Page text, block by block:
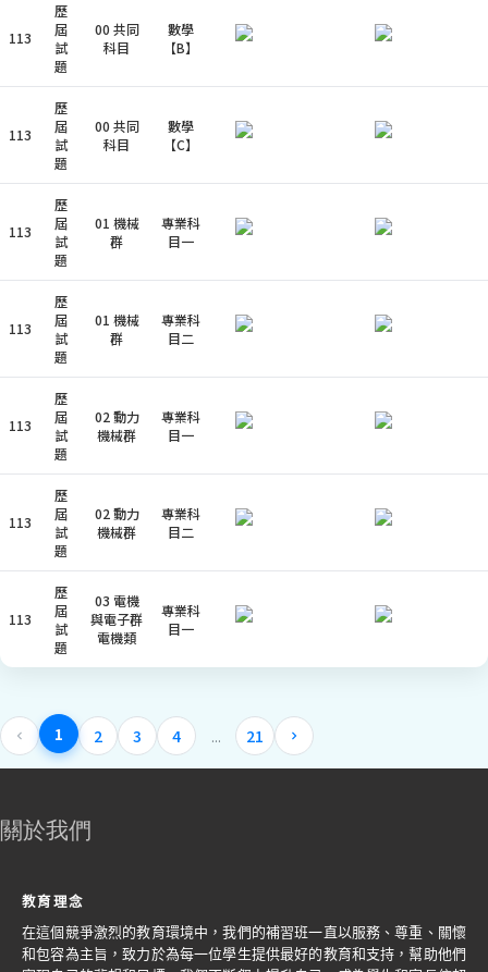
113
歷
屆
試
題
00 共同
科目
數學
【B】
113
歷
屆
試
題
00 共同
科目
數學
【C】
113
歷
屆
試
題
01 機械
群
專業科
目一
113
歷
屆
試
題
01 機械
群
專業科
目二
113
歷
屆
試
題
02 動力
機械群
專業科
目一
113
歷
屆
試
題
02 動力
機械群
專業科
目二
113
歷
屆
試
題
03 電機
與電子群
電機類
專業科
目一
1 2 3 4 ... 21
關於我們
教育理念
在這個競爭激烈的教育環境中，我們的補習班一直以服務、尊重、關懷
和包容為主旨，致力於為每一位學生提供最好的教育和支持，幫助他們